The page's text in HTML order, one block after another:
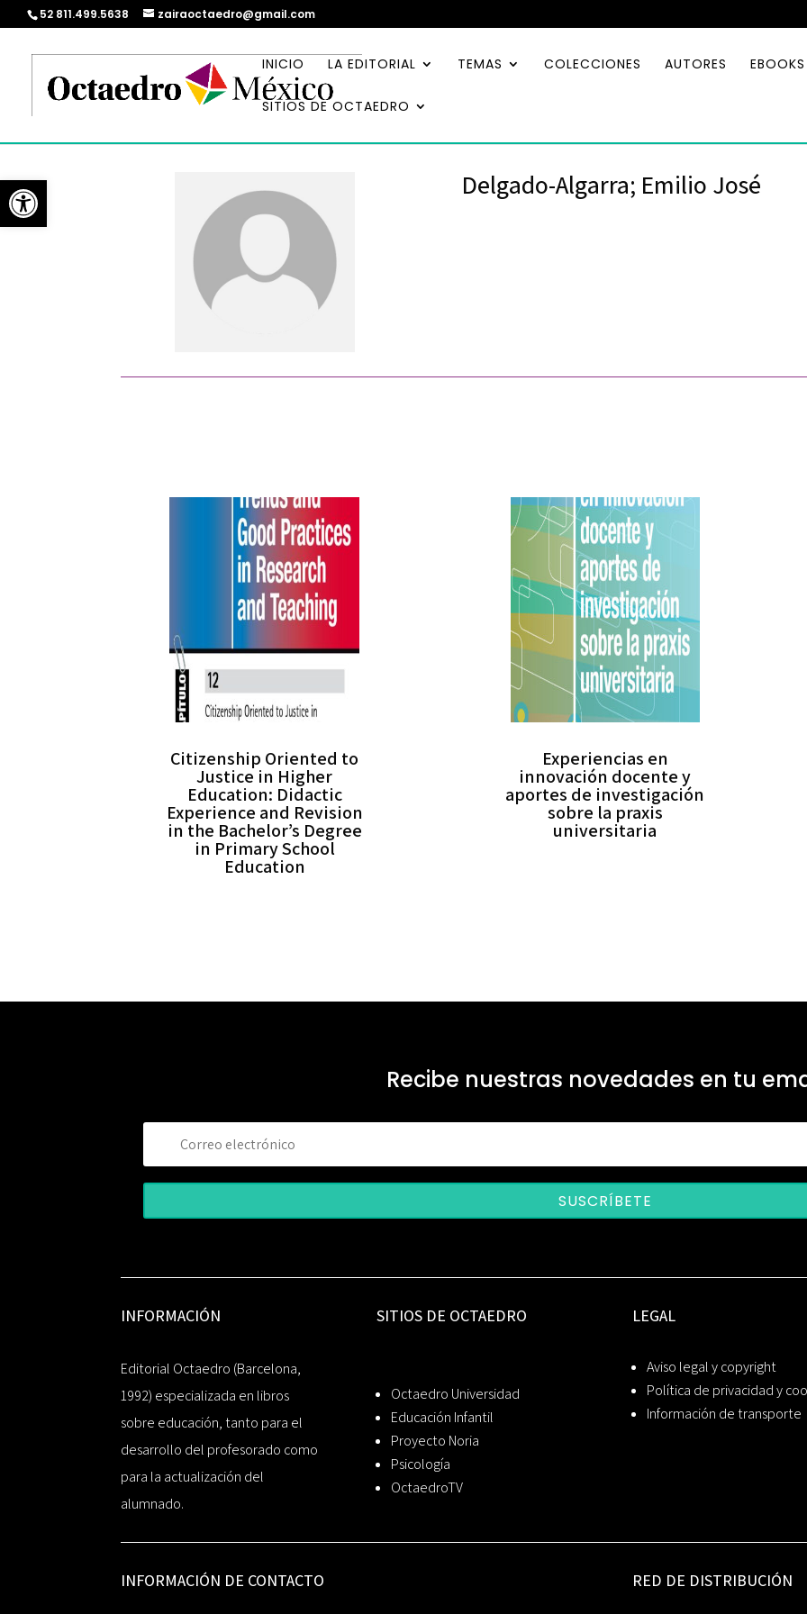
Abrir barra de herramientas
52 811.499.5638 zairaoctaedro@gmail.com
INICIO LA EDITORIAL TEMAS COLECCIONES AUTORES EBOOKS
SITIOS DE OCTAEDRO
Delgado-Algarra; Emilio José
Citizenship Oriented to
Justice in Higher
Education: Didactic
Experience and Revision
in the Bachelor’s Degree
in Primary School
Education
Experiencias en
innovación docente y
aportes de investigación
sobre la praxis
universitaria
Recibe nuestras novedades en tu
SUSCRÍBETE
INFORMACIÓN
Editorial Octaedro (Barcelona,
1992) especializada en libros
sobre educación, tanto para el
desarrollo del profesorado como
para la actualización del
alumnado.
SITIOS DE OCTAEDRO
Octaedro Universidad
Educación Infantil
Proyecto Noria
Psicología
OctaedroTV
LEGAL
Aviso legal y copyright
Política de privacidad y
Información de transporte
INFORMACIÓN DE CONTACTO RED DE DISTRIBUCIÓN